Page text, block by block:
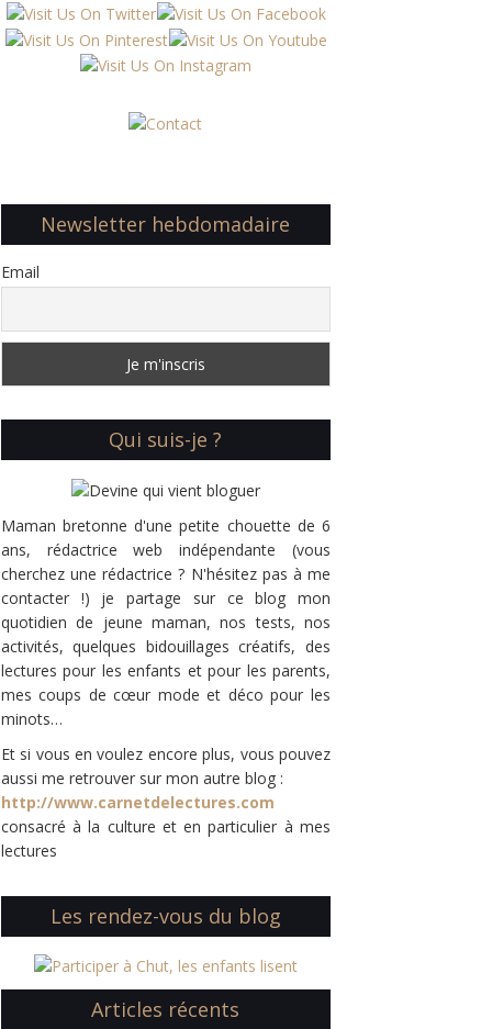
Newsletter hebdomadaire
Email
Qui suis-je ?
Maman bretonne d'une petite chouette de 6
ans, rédactrice web indépendante (vous
cherchez une rédactrice ? N'hésitez pas à me
contacter !) je partage sur ce blog mon
quotidien de jeune maman, nos tests, nos
activités, quelques bidouillages créatifs, des
lectures pour les enfants et pour les parents,
mes coups de cœur mode et déco pour les
minots…
Et si vous en voulez encore plus, vous pouvez
aussi me retrouver sur mon autre blog :
http://www.carnetdelectures.com
consacré à la culture et en particulier à mes
lectures
Les rendez-vous du blog
Articles récents